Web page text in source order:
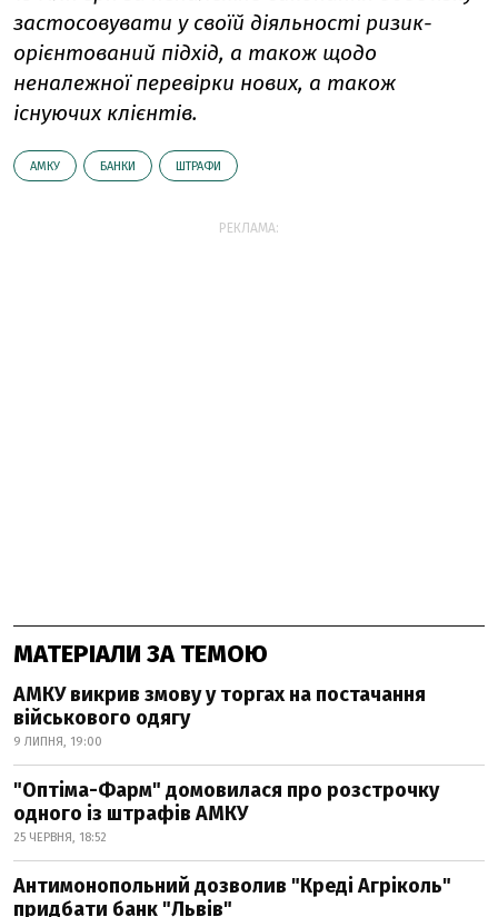
застосовувати у своїй діяльності ризик-
орієнтований підхід, а також щодо
неналежної перевірки нових, а також
існуючих клієнтів.
АМКУ БАНКИ ШТРАФИ
РЕКЛАМА:
МАТЕРІАЛИ ЗА ТЕМОЮ
АМКУ викрив змову у торгах на постачання
військового одягу
9 ЛИПНЯ, 19:00
"Оптіма-Фарм" домовилася про розстрочку
одного із штрафів АМКУ
25 ЧЕРВНЯ, 18:52
Антимонопольний дозволив "Креді Агріколь"
придбати банк "Львів"